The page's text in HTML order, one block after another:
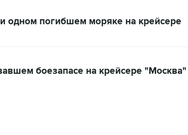
погибшем моряке на крейсере
боезапасе на крейсере "Москва"